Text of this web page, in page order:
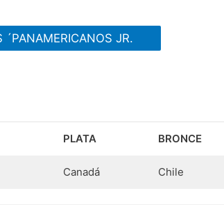
´PANAMERICANOS JR.
PLATA BRONCE
Canadá Chile